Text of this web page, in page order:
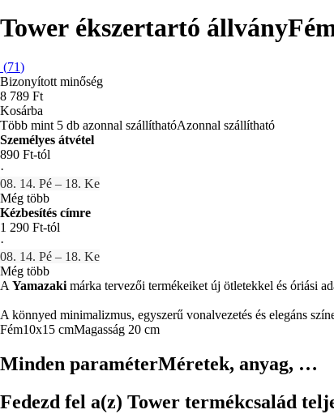
Tower ékszertartó állvány
(71)
Bizonyított minőség
8 789 Ft
Kosárba
Több mint 5 db azonnal szállíthatóAzonnal szállítható
Személyes átvétel
890 Ft-tól
·
08. 14. Pé – 18. Ke
Még több
Kézbesítés címre
1 290 Ft-tól
·
08. 14. Pé – 18. Ke
Még több
A Yamazaki márka tervezői termékeiket új ötletekkel és óriási
A könnyed minimalizmus, egyszerű vonalvezetés és elegáns
Fém10x15 cmMagasság 20 cm
Minden paraméterMéretek, anyag, …
Fedezd fel a(z) Tower termékcsalád